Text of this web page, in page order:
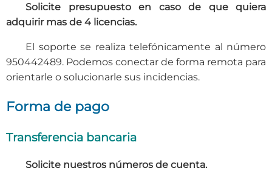
Solicite presupuesto en caso de que quiera
adquirir mas de 4 licencias.
El soporte se realiza telefónicamente al número
950442489. Podemos conectar de forma remota para
orientarle o solucionarle sus incidencias.
Forma de pago
Transferencia bancaria
Solicite nuestros números de cuenta.